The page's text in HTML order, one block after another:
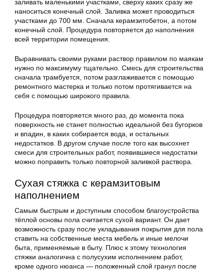
заливать маленькими участками, сверху каких сразу же
наноситься конечный слой. Заливка может проводиться
участками до 700 мм. Сначала керамзитобетон, а потом
конечный слой. Процедура повторяется до наполнения
всей территории помещения.
Выравнивать своими руками раствор правилом по маякам
нужно по максимуму тщательно. Смесь для строительства
сначала трамбуется, потом разглаживается с помощью
ремонтного мастерка и только потом протягивается на
себя с помощью широкого правила.
Процедура повторяется много раз, до момента пока
поверхность не станет полностью идеальной без бугорков
и впадин, в каких собирается вода, и остальных
недостатков. В другом случае после того как высохнет
смеси для строительных работ, появившиеся недостатки
можно поправить только повторной заливкой раствора.
Сухая стяжка с керамзитовым
наполнением
Самым быстрым и доступным способом благоустройства
тёплой основы пола считается сухой вариант. Он дает
возможность сразу после укладывания покрытия для пола
ставить на собственные места мебель и иные мелочи
быта, применяемые в быту. Плюс к этому технология
стяжки аналогична с полусухим исполнением работ,
кроме одного нюанса — положенный слой гранул после